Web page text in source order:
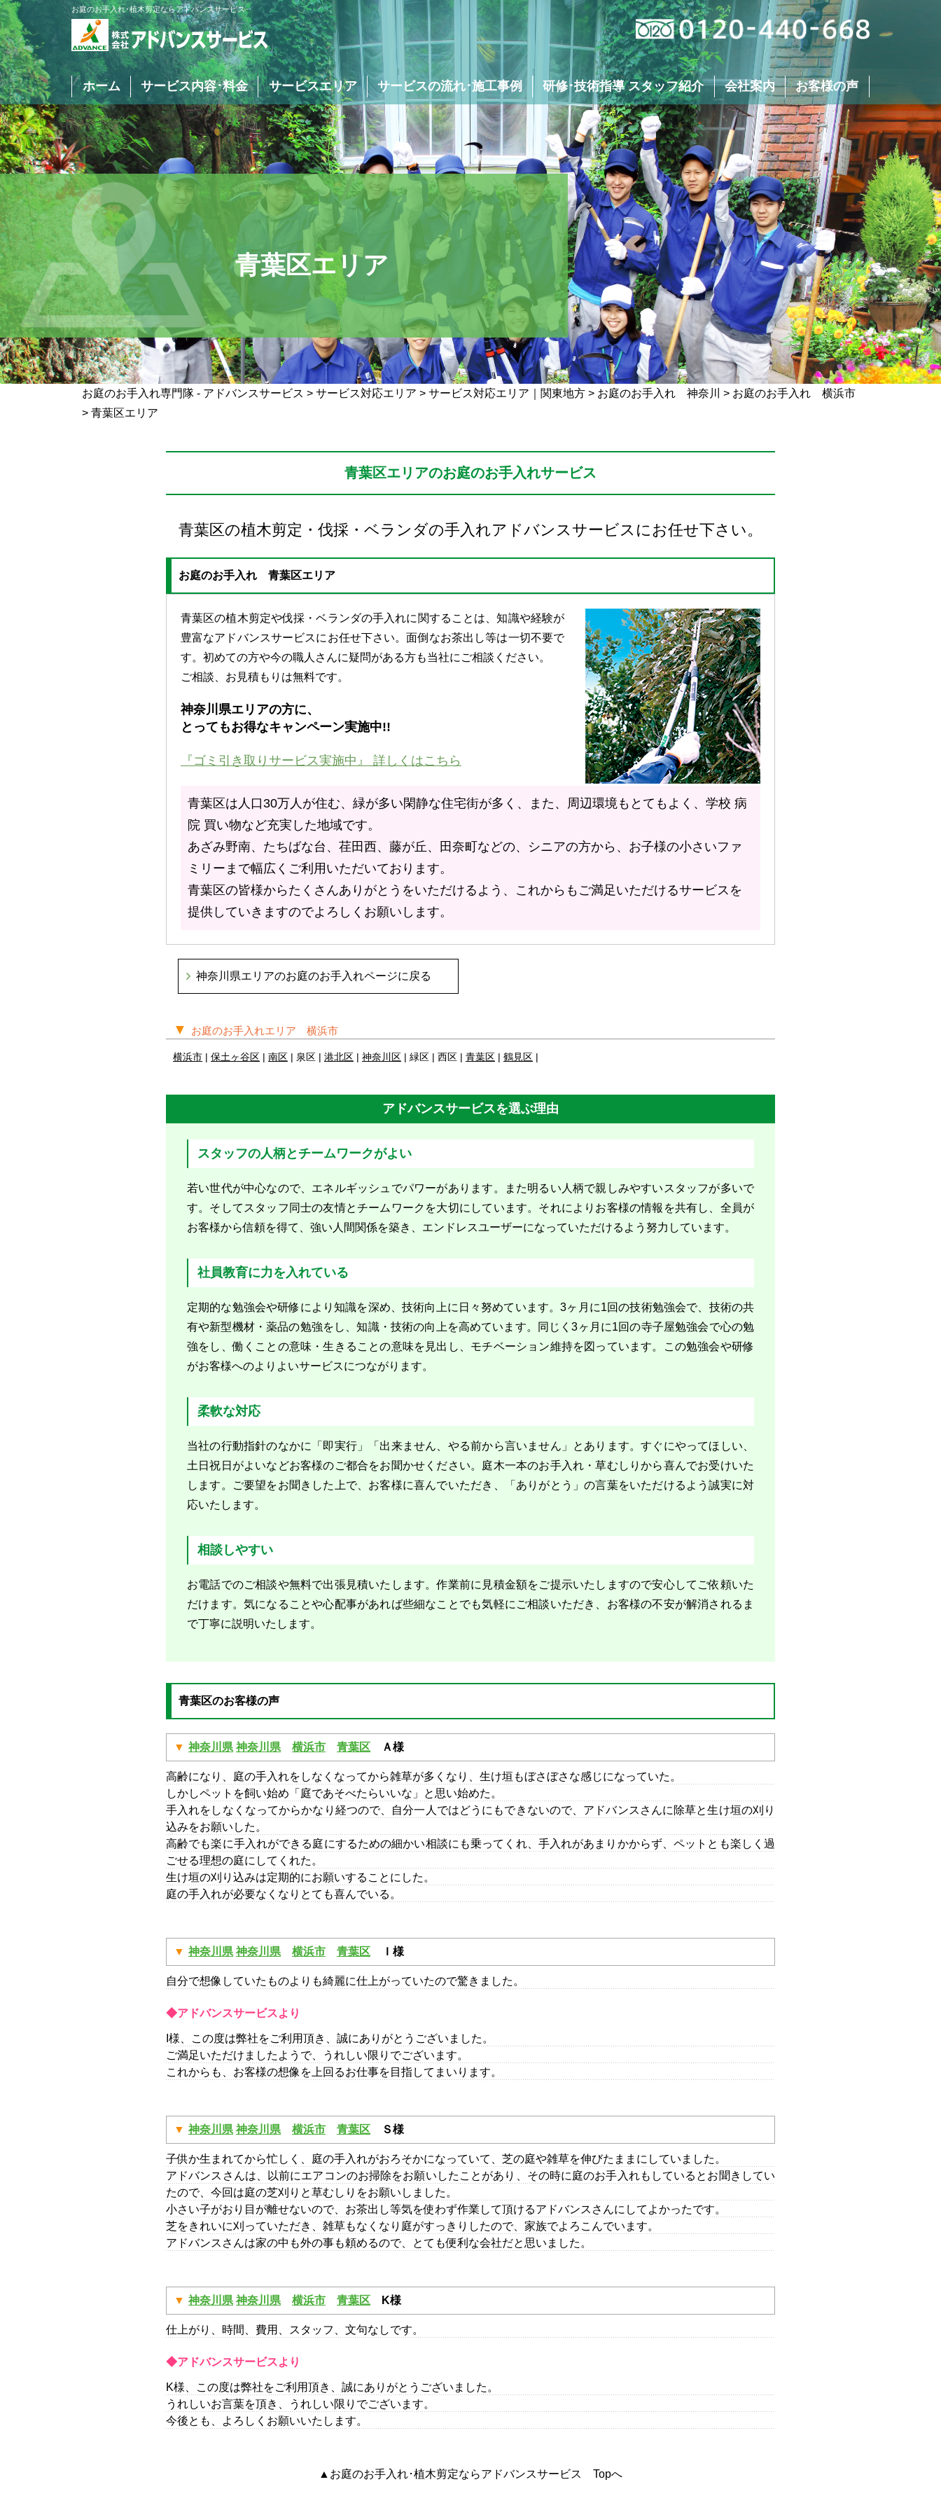
お庭のお手入れ･植木剪定ならアドバンスサービス
ホーム サービス内容･料金
庭木･植木の剪定 庭木･植木の伐採 庭木･植木の消毒 除草･草むしり･草刈り 芝刈り 生垣･植え込みの刈り込み･剪定
サービスエリア サービスの流れ･施工事例 研修･技術指導 スタッフ紹介 会社案内 お客様の声
お庭のお手入れ専門隊 - アドバンスサービス > サービス対応エリア > サービス対応エリア｜関東地方 > お庭のお手入れ 神奈川 > お庭のお手入れ 横浜市
> 青葉区エリア
青葉区エリア
青葉区エリアのお庭のお手入れサービス
青葉区の植木剪定・伐採・ベランダの手入れアドバンスサービスにお任せ下さい。
お庭のお手入れ 青葉区エリア
青葉区の植木剪定や伐採・ベランダの手入れに関することは、知識や経験が
豊富なアドバンスサービスにお任せ下さい。面倒なお茶出し等は一切不要で
す。初めての方や今の職人さんに疑問がある方も当社にご相談ください。
ご相談、お見積もりは無料です。
神奈川県エリアの方に、
とってもお得なキャンペーン実施中!!
『ゴミ引き取りサービス実施中』 詳しくはこちら
青葉区は人口30万人が住む、緑が多い閑静な住宅街が多く、また、周辺環境もとてもよく、学校 病
院 買い物など充実した地域です。
あざみ野南、たちばな台、荏田西、藤が丘、田奈町などの、シニアの方から、お子様の小さいファ
ミリーまで幅広くご利用いただいております。
青葉区の皆様からたくさんありがとうをいただけるよう、これからもご満足いただけるサービスを
提供していきますのでよろしくお願いします。
神奈川県エリアのお庭のお手入れページに戻る
▼ お庭のお手入れエリア 横浜市
横浜市 | 保土ヶ谷区 | 南区 | 泉区 | 港北区 | 神奈川区 | 緑区 | 西区 | 青葉区 | 鶴見区 |
アドバンスサービスを選ぶ理由
スタッフの人柄とチームワークがよい
若い世代が中心なので、エネルギッシュでパワーがあります。また明るい人柄で親しみやすいスタッフが多いで
す。そしてスタッフ同士の友情とチームワークを大切にしています。それによりお客様の情報を共有し、全員が
お客様から信頼を得て、強い人間関係を築き、エンドレスユーザーになっていただけるよう努力しています。
社員教育に力を入れている
定期的な勉強会や研修により知識を深め、技術向上に日々努めています。3ヶ月に1回の技術勉強会で、技術の共
有や新型機材・薬品の勉強をし、知識・技術の向上を高めています。同じく3ヶ月に1回の寺子屋勉強会で心の勉
強をし、働くことの意味・生きることの意味を見出し、モチベーション維持を図っています。この勉強会や研修
がお客様へのよりよいサービスにつながります。
柔軟な対応
当社の行動指針のなかに「即実行」「出来ません、やる前から言いません」とあります。すぐにやってほしい、
土日祝日がよいなどお客様のご都合をお聞かせください。庭木一本のお手入れ・草むしりから喜んでお受けいた
します。ご要望をお聞きした上で、お客様に喜んでいただき、「ありがとう」の言葉をいただけるよう誠実に対
応いたします。
相談しやすい
お電話でのご相談や無料で出張見積いたします。作業前に見積金額をご提示いたしますので安心してご依頼いた
だけます。気になることや心配事があれば些細なことでも気軽にご相談いただき、お客様の不安が解消されるま
で丁寧に説明いたします。
青葉区のお客様の声
神奈川県 神奈川県 横浜市 青葉区 Ａ様
高齢になり、庭の手入れをしなくなってから雑草が多くなり、生け垣もぼさぼさな感じになっていた。
しかしペットを飼い始め「庭であそべたらいいな」と思い始めた。
手入れをしなくなってからかなり経つので、自分一人ではどうにもできないので、アドバンスさんに除草と生け垣の刈り
込みをお願いした。
高齢でも楽に手入れができる庭にするための細かい相談にも乗ってくれ、手入れがあまりかからず、ペットとも楽しく過
ごせる理想の庭にしてくれた。
生け垣の刈り込みは定期的にお願いすることにした。
庭の手入れが必要なくなりとても喜んでいる。
神奈川県 神奈川県 横浜市 青葉区 Ｉ様
自分で想像していたものよりも綺麗に仕上がっていたので驚きました。
◆アドバンスサービスより
I様、この度は弊社をご利用頂き、誠にありがとうございました。
ご満足いただけましたようで、うれしい限りでございます。
これからも、お客様の想像を上回るお仕事を目指してまいります。
神奈川県 神奈川県 横浜市 青葉区 Ｓ様
子供か生まれてから忙しく、庭の手入れがおろそかになっていて、芝の庭や雑草を伸びたままにしていました。
アドバンスさんは、以前にエアコンのお掃除をお願いしたことがあり、その時に庭のお手入れもしているとお聞きしてい
たので、今回は庭の芝刈りと草むしりをお願いしました。
小さい子がおり目が離せないので、お茶出し等気を使わず作業して頂けるアドバンスさんにしてよかったです。
芝をきれいに刈っていただき、雑草もなくなり庭がすっきりしたので、家族でよろこんでいます。
アドバンスさんは家の中も外の事も頼めるので、とても便利な会社だと思いました。
神奈川県 神奈川県 横浜市 青葉区 K様
仕上がり、時間、費用、スタッフ、文句なしです。
◆アドバンスサービスより
K様、この度は弊社をご利用頂き、誠にありがとうございました。
うれしいお言葉を頂き、うれしい限りでございます。
今後とも、よろしくお願いいたします。
▲お庭のお手入れ･植木剪定ならアドバンスサービス Topへ